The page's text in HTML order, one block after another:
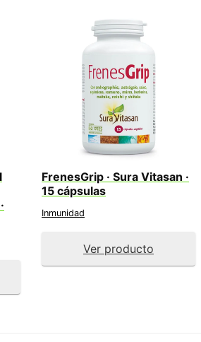
FrenesGrip · Sura Vitasan ·
15 cápsulas
Inmunidad
Ver producto